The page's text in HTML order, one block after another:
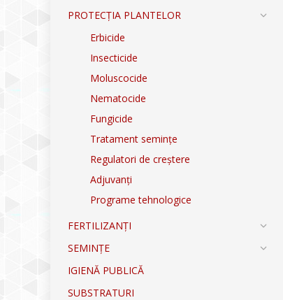
PROTECȚIA PLANTELOR
Erbicide
Insecticide
Moluscocide
Nematocide
Fungicide
Tratament semințe
Regulatori de creștere
Adjuvanți
Programe tehnologice
FERTILIZANȚI
SEMINȚE
IGIENĂ PUBLICĂ
SUBSTRATURI